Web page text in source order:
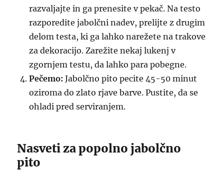
razvaljajte in ga prenesite v pekač. Na testo
razporedite jabolčni nadev, prelijte z drugim
delom testa, ki ga lahko narežete na trakove
za dekoracijo. Zarežite nekaj lukenj v
zgornjem testu, da lahko para pobegne.
Pečemo: Jabolčno pito pecite 45-50 minut
oziroma do zlato rjave barve. Pustite, da se
ohladi pred serviranjem.
Nasveti za popolno jabolčno
pito